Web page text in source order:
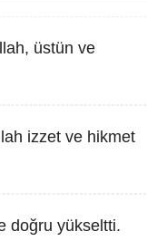
üstün ve
izzet ve hikmet
doğru yükseltti.